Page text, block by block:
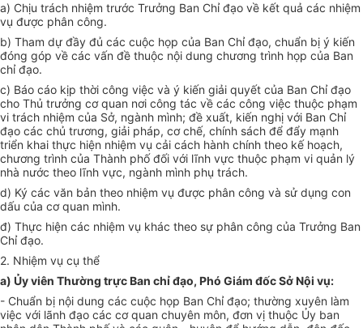
a) Chịu trách nhiệm trước Trưởng Ban Chỉ đạo về kết quả các nhiệm
vụ được phân công.
b) Tham dự đầy đủ các cuộc họp của Ban Chỉ đạo, chuẩn bị ý kiến
đóng góp về các vấn đề thuộc nội dung chương trình họp của Ban
chỉ đạo.
c) Báo cáo kịp thời công việc và ý kiến giải quyết của Ban Chỉ đạo
cho Thủ trưởng cơ quan nơi công tác về các công việc thuộc phạm
vi trách nhiệm của Sở, ngành mình; đề xuất, kiến nghị với Ban Chỉ
đạo các chủ trương, giải pháp, cơ chế, chính sách để đẩy mạnh
triển khai thực hiện nhiệm vụ cải cách hành chính theo kế hoạch,
chương trình của Thành phố đối với lĩnh vực thuộc phạm vi quản lý
nhà nước theo lĩnh vực, ngành mình phụ trách.
d) Ký các văn bản theo nhiệm vụ được phân công và sử dụng con
dấu của cơ quan mình.
đ) Thực hiện các nhiệm vụ khác theo sự phân công của Trưởng Ban
Chỉ đạo.
2. Nhiệm vụ cụ thể
a) Ủy viên Thường trực Ban chỉ đạo, Phó Giám đốc Sở Nội vụ:
- Chuẩn bị nội dung các cuộc họp Ban Chỉ đạo; thường xuyên làm
việc với lãnh đạo các cơ quan chuyên môn, đơn vị thuộc Ủy ban